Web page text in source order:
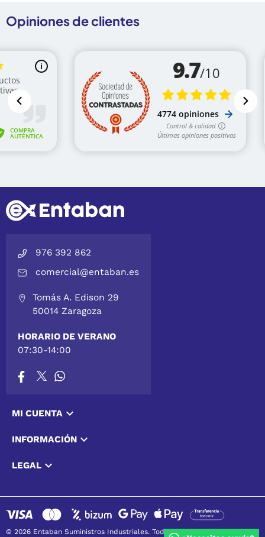
Opiniones de clientes
976 392 862
comercial@entaban.es
Tomás A. Edison 29
50014 Zaragoza
HORARIO DE VERANO
07:30-14:00
MI CUENTA 
INFORMACIÓN 
LEGAL 
© 2026 Entaban Suministros Industriales. Todos los derechos reservados